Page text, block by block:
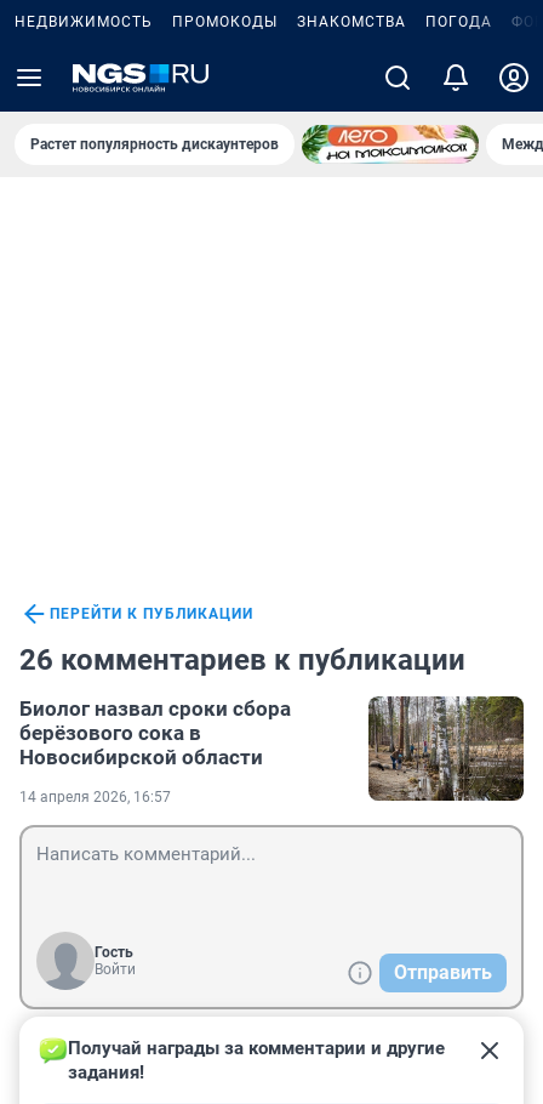
НЕДВИЖИМОСТЬ ПРОМОКОДЫ ЗНАКОМСТВА ПОГОДА
Растет популярность дискаунтеров
ПЕРЕЙТИ К ПУБЛИКАЦИИ
26 комментариев к публикации
Биолог назвал сроки сбора
берёзового сока в
Новосибирской области
14 апреля 2026, 16:57
Гость
Войти
Отправить
Гость
14 апреля, 21:49
Получай награды за комментарии и другие
задания!